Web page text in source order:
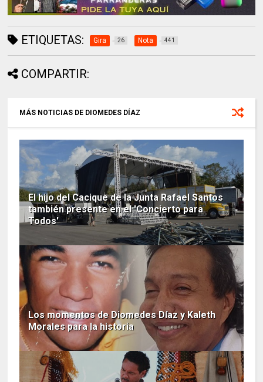
ETIQUETAS: Gira 26 Nota 441
COMPARTIR:
MÁS NOTICIAS DE DIOMEDES DÍAZ
El hijo del Cacique de la Junta Rafael Santos
también presente en el 'Concierto para
Todos'
Los momentos de Diomedes Díaz y Kaleth
Morales para la historia